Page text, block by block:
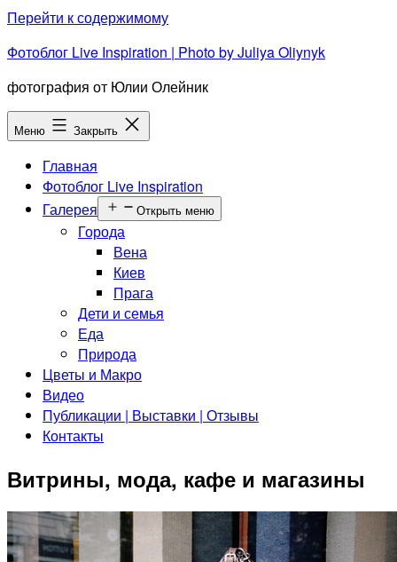
Перейти к содержимому
Фотоблог Live Inspiration | Photo by Juliya Oliynyk
фотография от Юлии Олейник
Меню Закрыть
Главная
Фотоблог Live Inspiration
Галерея
Открыть меню
Города
Вена
Киев
Прага
Дети и семья
Еда
Природа
Цветы и Макро
Видео
Публикации | Выставки | Отзывы
Контакты
Витрины, мода, кафе и магазины